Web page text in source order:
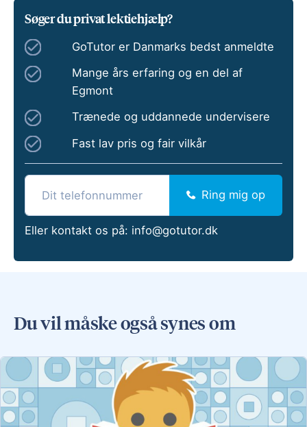
Søger du privat lektiehjælp?
GoTutor er Danmarks bedst anmeldte
Mange års erfaring og en del af
Egmont
Trænede og uddannede undervisere
Fast lav pris og fair vilkår
Ring mig op
Eller kontakt os på: info@gotutor.dk
Du vil måske også synes om